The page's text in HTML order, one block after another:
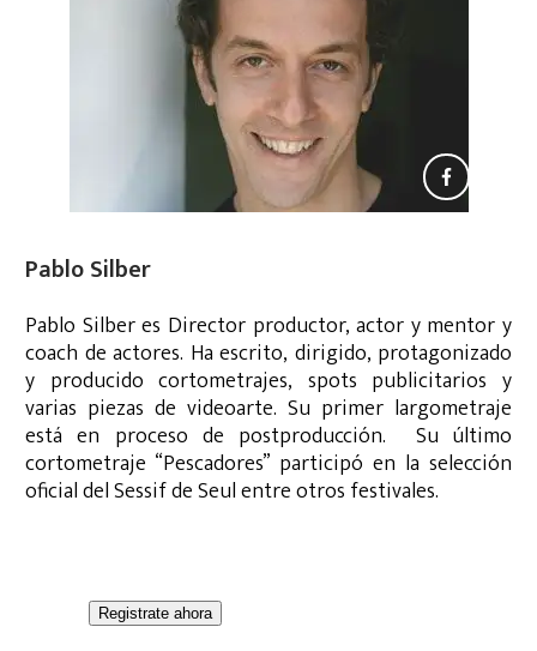
Pablo Silber
Pablo Silber es Director productor, actor y mentor y
coach de actores. Ha escrito, dirigido, protagonizado
y producido cortometrajes, spots publicitarios y
varias piezas de videoarte. Su primer largometraje
está en proceso de postproducción. Su último
cortometraje “Pescadores” participó en la selección
oficial del Sessif de Seul entre otros festivales.
Registrate ahora